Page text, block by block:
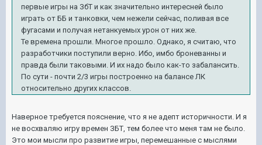
первые игры на ЗбТ и как значительно интересней было
играть от ББ и танковки, чем нежели сейчас, поливая все
фугасами и получая нетанкуемых урон от них же.
Те времена прошли. Многое прошло. Однако, я считаю, что
разработчики поступили верно. Ибо, имбо броневанны и
правда были таковыми. И их надо было как-то забалансить.
По сути - почти 2/3 игры построенно на балансе ЛК
относительно других классов.
Наверное требуется пояснение, что я не адепт историчности. И я
не восхваляю игру времен ЗБТ, тем более что меня там не было.
Это мои мысли про развитие игры, перемешанные с мыслями